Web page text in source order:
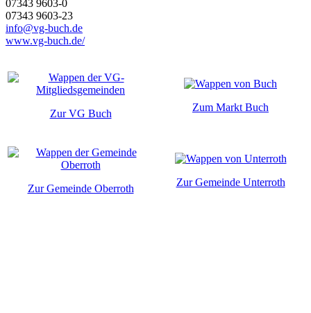
07343 9603-0
07343 9603-23
info@vg-buch.de
www.vg-buch.de/
Zur VG Buch
Zum Markt Buch
Zur Gemeinde Oberroth
Zur Gemeinde Unterroth